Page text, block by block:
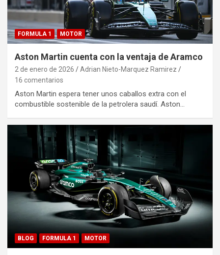
FORMULA 1 MOTOR
Aston Martin cuenta con la ventaja de Aramco
2 de enero de 2026
Adrian Nieto-Marquez Ramirez
16 comentarios
Aston Martin espera tener unos caballos extra con el
combustible sostenible de la petrolera saudí. Aston…
BLOG FORMULA 1 MOTOR